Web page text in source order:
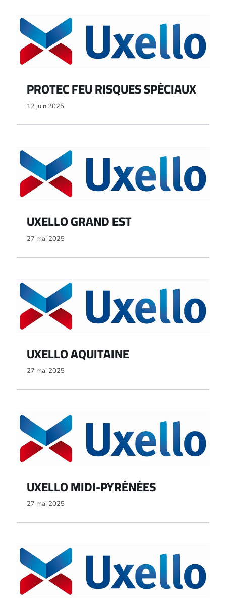
PROTEC FEU RISQUES SPÉCIAUX
12 juin 2025
UXELLO GRAND EST
27 mai 2025
UXELLO AQUITAINE
27 mai 2025
UXELLO MIDI-PYRÉNÉES
27 mai 2025